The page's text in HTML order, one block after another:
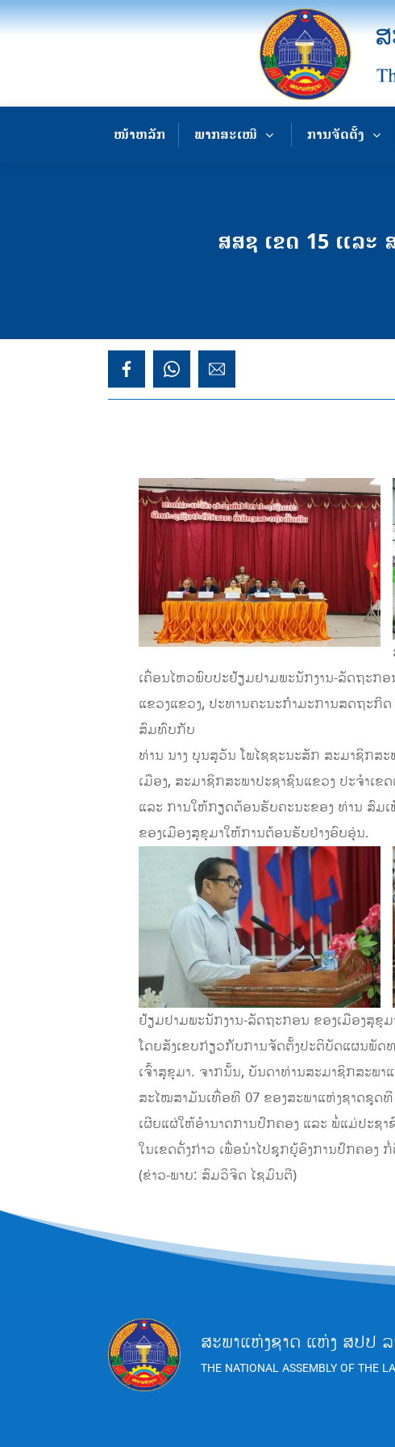
ໜ້າຫລັກ ພາກສະເໜີ ການຈັດຕັ້ງ
ສສຊ ເຂດ 15 ແລະ
ເຄື່ອນໄຫວພົບປະຢ້ຽມຢາມພະນັກງານ-ລັດຖະກ
ແຂວງແຂວງ, ປະທານຄະນະກໍາມະການສດຖະກິ
ສົມທົບກັບ
ທ່ານ ນາງ ບຸນສຸວັນ ໂພໄຊຊະນະສັກ ສະມາຊິກສ
ເມືອງ, ສະມາຊິກສະພາປະຊາຊົນແຂວງ ປະຈໍາເ
ແລະ ການໃຫ້ກຽດຕ້ອນຮັບຄະນະຂອງ ທ່ານ ສົມເ
ຂອງເມືອງສຸຂຸມາໃຫ້ການຕ້ອນຮັບຢ່າງອົບອຸ່ນ.
ຢ້ຽມຢາມພະນັກງານ-ລັດຖະກອນ ຂອງເມືອງສຸຂຸ
ໂດຍສັງເຂບກ່ຽວກັບການຈັດຕັ້ງປະຕິບັດແຜນພັດ
ເຈົ້າສຸຂຸມາ. ຈາກນັ້ນ, ບັນດາທ່ານສະມາຊິກສະພ
ສະໄໝສາມັນເທື່ອທີ 07 ຂອງສະພາແຫ່ງຊາດຊຸດ
ເຜີຍແຜ່ໃຫ້ອໍານາດການປົກຄອງ ແລະ ພໍ່ແມ່ປະຊ
ໃນເຂດດັ່ງກ່າວ ເພື່ອນໍາໄປຊຸກຍູ້ອົງການປົກຄອງ
(ຂ່າວ-ພາບ: ສົມວິຈິດ ໄຊມົນຕີ)
ສະພາແຫ່ງຊາດ ແຫ່ງ ສປປ
THE NATIONAL ASSEMBLY OF THE